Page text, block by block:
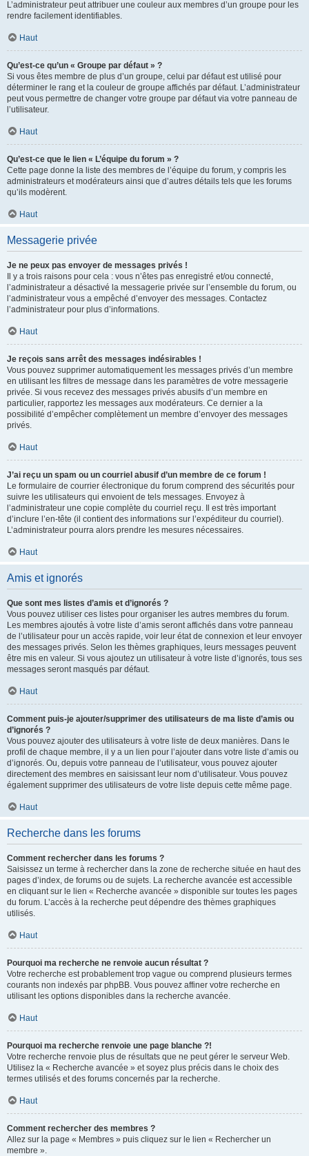
L’administrateur peut attribuer une couleur aux membres d’un groupe pour les
rendre facilement identifiables.
Haut
Qu’est-ce qu’un « Groupe par défaut » ?
Si vous êtes membre de plus d’un groupe, celui par défaut est utilisé pour
déterminer le rang et la couleur de groupe affichés par défaut. L’administrateur
peut vous permettre de changer votre groupe par défaut via votre panneau de
l’utilisateur.
Haut
Qu’est-ce que le lien « L’équipe du forum » ?
Cette page donne la liste des membres de l’équipe du forum, y compris les
administrateurs et modérateurs ainsi que d’autres détails tels que les forums
qu’ils modèrent.
Haut
Messagerie privée
Je ne peux pas envoyer de messages privés !
Il y a trois raisons pour cela : vous n’êtes pas enregistré et/ou connecté,
l’administrateur a désactivé la messagerie privée sur l’ensemble du forum, ou
l’administrateur vous a empêché d’envoyer des messages. Contactez
l’administrateur pour plus d’informations.
Haut
Je reçois sans arrêt des messages indésirables !
Vous pouvez supprimer automatiquement les messages privés d’un membre
en utilisant les filtres de message dans les paramètres de votre messagerie
privée. Si vous recevez des messages privés abusifs d’un membre en
particulier, rapportez les messages aux modérateurs. Ce dernier a la
possibilité d’empêcher complètement un membre d’envoyer des messages
privés.
Haut
J’ai reçu un spam ou un courriel abusif d’un membre de ce forum !
Le formulaire de courrier électronique du forum comprend des sécurités pour
suivre les utilisateurs qui envoient de tels messages. Envoyez à
l’administrateur une copie complète du courriel reçu. Il est très important
d’inclure l’en-tête (il contient des informations sur l’expéditeur du courriel).
L’administrateur pourra alors prendre les mesures nécessaires.
Haut
Amis et ignorés
Que sont mes listes d’amis et d’ignorés ?
Vous pouvez utiliser ces listes pour organiser les autres membres du forum.
Les membres ajoutés à votre liste d’amis seront affichés dans votre panneau
de l’utilisateur pour un accès rapide, voir leur état de connexion et leur envoyer
des messages privés. Selon les thèmes graphiques, leurs messages peuvent
être mis en valeur. Si vous ajoutez un utilisateur à votre liste d’ignorés, tous ses
messages seront masqués par défaut.
Haut
Comment puis-je ajouter/supprimer des utilisateurs de ma liste d’amis ou
d’ignorés ?
Vous pouvez ajouter des utilisateurs à votre liste de deux manières. Dans le
profil de chaque membre, il y a un lien pour l’ajouter dans votre liste d’amis ou
d’ignorés. Ou, depuis votre panneau de l’utilisateur, vous pouvez ajouter
directement des membres en saisissant leur nom d’utilisateur. Vous pouvez
également supprimer des utilisateurs de votre liste depuis cette même page.
Haut
Recherche dans les forums
Comment rechercher dans les forums ?
Saisissez un terme à rechercher dans la zone de recherche située en haut des
pages d’index, de forums ou de sujets. La recherche avancée est accessible
en cliquant sur le lien « Recherche avancée » disponible sur toutes les pages
du forum. L’accès à la recherche peut dépendre des thèmes graphiques
utilisés.
Haut
Pourquoi ma recherche ne renvoie aucun résultat ?
Votre recherche est probablement trop vague ou comprend plusieurs termes
courants non indexés par phpBB. Vous pouvez affiner votre recherche en
utilisant les options disponibles dans la recherche avancée.
Haut
Pourquoi ma recherche renvoie une page blanche ?!
Votre recherche renvoie plus de résultats que ne peut gérer le serveur Web.
Utilisez la « Recherche avancée » et soyez plus précis dans le choix des
termes utilisés et des forums concernés par la recherche.
Haut
Comment rechercher des membres ?
Allez sur la page « Membres » puis cliquez sur le lien « Rechercher un
membre ».